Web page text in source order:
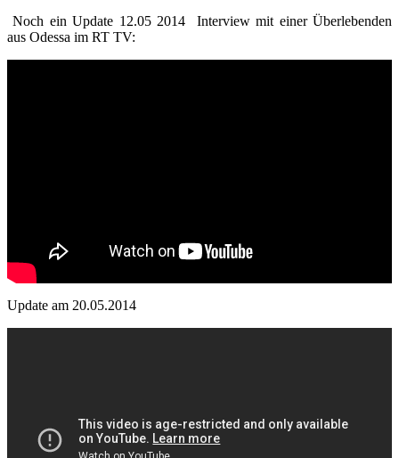
Noch ein Update 12.05 2014 Interview mit einer Überlebenden
aus Odessa im RT TV:
Update am 20.05.2014